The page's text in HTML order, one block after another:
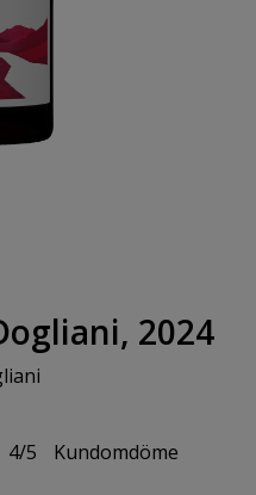
2024
4/5 Kundomdöme